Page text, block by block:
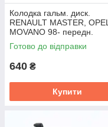
Колодка гальм. диск.
RENAULT MASTER, OPEL
MOVANO 98- передн.
(RIDER) RD.3323.DB1442
Готово до відправки
640 ₴
Купити